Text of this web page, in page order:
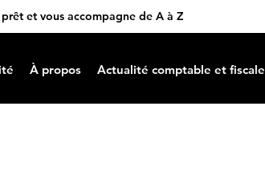
et vous accompagne de A à Z
À propos Actualité comptable et fiscale